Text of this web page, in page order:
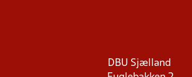
DBU Sjælland